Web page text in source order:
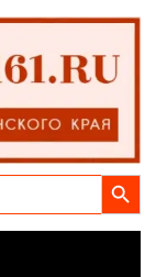
Search Button